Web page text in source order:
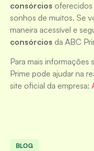
consórcios oferecidos
sonhos de muitos. Se
maneira acessível e
consórcios da ABC
Para mais informações
Prime pode ajudar na
site oficial da empresa:
BLOG